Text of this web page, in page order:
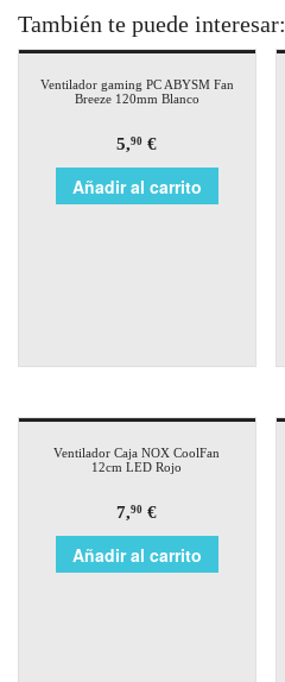
También te puede interesar:
Ventilador gaming PC ABYSM Fan
Breeze 120mm Blanco
5,90 €
Añadir al carrito
Ventilador Caja NOX CoolFan
12cm LED Rojo
7,90 €
Añadir al carrito